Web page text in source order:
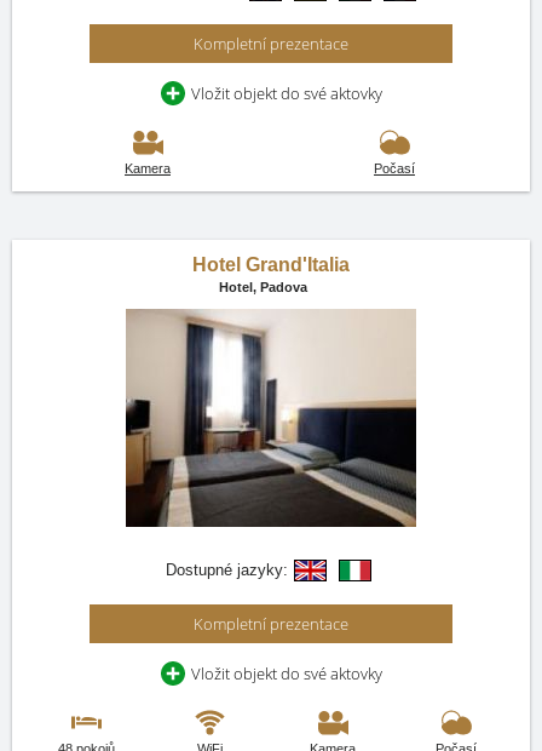
Kompletní prezentace
Vložit objekt do své aktovky
Kamera Počasí
Hotel Grand'Italia
Hotel, Padova
Dostupné jazyky:
Kompletní prezentace
Vložit objekt do své aktovky